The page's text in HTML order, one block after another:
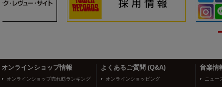
オンラインショップ情報
オンラインショップ売れ筋ランキング
よくあるご質問 (Q&A)
オンラインショッピング
音楽情
ニュー